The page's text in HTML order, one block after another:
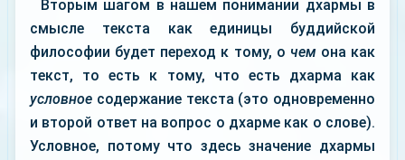
Вторым шагом в нашем понимании дхармы в
смысле текста как единицы буддийской
философии будет переход к тому, о чемона как
текст, то есть к тому, что есть дхарма как
условное содержание текста (это одновременно
и второй ответ на вопрос о дхарме как о слове).
Условное, потому что здесь значение дхармы